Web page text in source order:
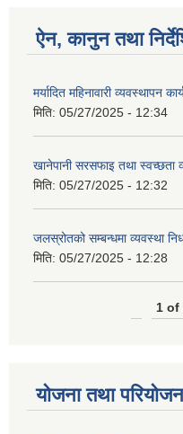
ऐन, कानुन तथा
मर्यादित महिनावारी व्यवस्थापन
मिति: 05/27/2025 - 12:34
खानेपानी सरसफाइ तथा स्वच्छता
मिति: 05/27/2025 - 12:32
जलस्रोतको सम्बन्धमा व्यवस्था
मिति: 05/27/2025 - 12:28
1 of
योजना तथा